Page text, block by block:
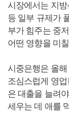
시장에서는 지
등 일부 규제가
부가 힘주는 중
어떤 영향을 미
시중은행은 올
조심스럽게 영
은 대출을 늘려
세우는 데 애를